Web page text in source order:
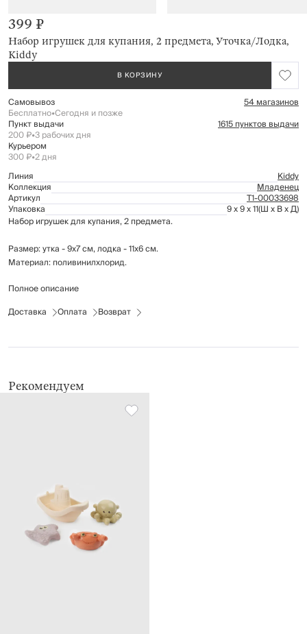
Набор игрушек для купания, 2 предмета, Уточка/Лодка,
Kiddy
399 ₽
В КОРЗИНУ
Самовывоз 54 магазинов
Бесплатно•Сегодня и позже
Пункт выдачи 1615 пунктов выдачи
200 ₽•3 рабочих дня
Курьером
300 ₽•2 дня
Линия
Kiddy
Коллекция Младенец
Артикул Т1-00033698
Упаковка 9 x 9 x 11(Ш x В x Д)
Набор игрушек для купания, 2 предмета.
Размер: утка - 9х7 см, лодка - 11х6 см.
Материал: поливинилхлорид.
Рекомендуется мыть вручную мягким моющим средством.
Полное описание
Доставка
Оплата Возврат
Рекомендуем